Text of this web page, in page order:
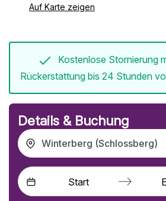
Auf Karte zeigen
Kostenlose Stornierung
Rückerstattung bis 24 Stunden
Details & Buchung
Winterberg (Schlossberg)